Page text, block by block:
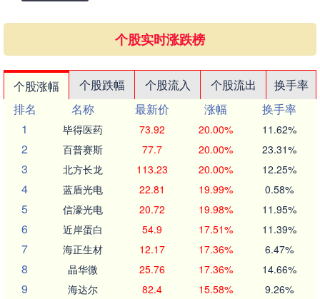
个股实时涨跌榜
个股涨幅 个股跌幅 个股流入 个股流出
换手率
排名
名称 最新价 涨幅
换手率
1
毕得医药 73.92 20.00% 11.62%
2 百普赛斯 77.7 20.00% 23.31%
3 北方长龙 113.23 20.00% 12.25%
4 蓝盾光电 22.81 19.99% 0.58%
5 信濠光电 20.72 19.98% 11.95%
6 近岸蛋白 54.9 17.51% 11.39%
7 海正生材 12.17 17.36% 6.47%
8 晶华微 25.76 17.36% 14.66%
9 海达尔 82.4 15.58% 9.26%